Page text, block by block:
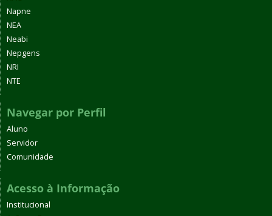
Napne
NEA
Neabi
Nepgens
NRI
NTE
Navegar por Perfil
Aluno
Servidor
Comunidade
Acesso à Informação
Institucional